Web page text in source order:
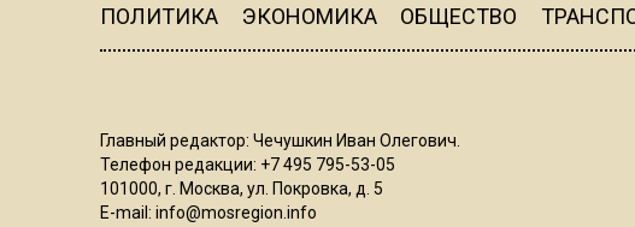
ПОЛИТИКА ЭКОНОМИКА ОБЩЕСТВО
Главный редактор: Чечушкин Иван Олегович.
Телефон редакции: +7 495 795-53-05
101000, г. Москва, ул. Покровка, д. 5
E-mail: info@mosregion.info